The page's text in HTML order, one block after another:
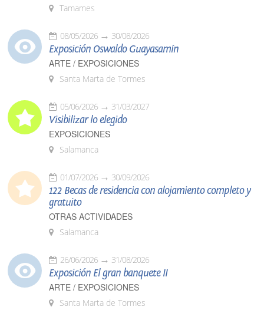
Tamames
08/05/2026 30/08/2026
Exposición Oswaldo Guayasamín
ARTE / EXPOSICIONES
Santa Marta de Tormes
05/06/2026 31/03/2027
Visibilizar lo elegido
EXPOSICIONES
Salamanca
01/07/2026 30/09/2026
122 Becas de residencia con alojamiento completo y
gratuito
OTRAS ACTIVIDADES
Salamanca
26/06/2026 31/08/2026
Exposición El gran banquete II
ARTE / EXPOSICIONES
Santa Marta de Tormes